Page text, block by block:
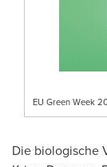
EU Green Week
Die biologische